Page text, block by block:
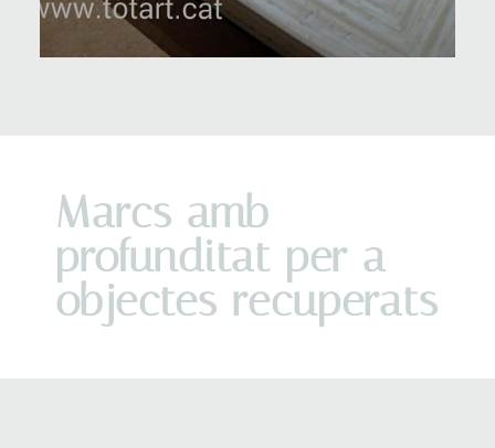
Marcs amb
profunditat per a
objectes recuperats